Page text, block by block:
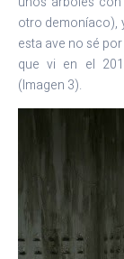
otro demoníaco),
esta ave no sé
que vi en el
(Imagen 3).